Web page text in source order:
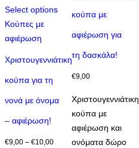
Select options
Αυτό
το
έχει
πολλαπλές
επιλογές
μπορούν
Κούπες με
αφιέρωση
Xριστουγεννιάτικη
κούπα για τη
νονά με όνομα
– αφιέρωση!
€9,00 – €10,00Price
κούπα με
αφιέρωση για
τη δασκάλα!
€9,00
Χριστουγεννιάτικη
κούπα με
αφιέρωση και
ονόματα δώρο